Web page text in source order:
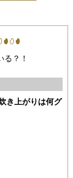
？！
き上がりは何グ